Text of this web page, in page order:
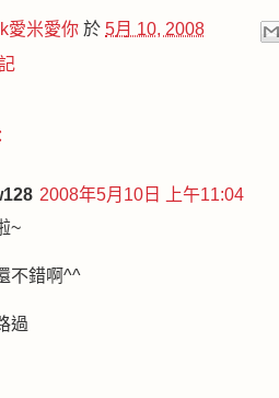
愛米愛你 於 5月 10, 2008
2008年5月10日 上午11:04
~
不錯啊^^
過